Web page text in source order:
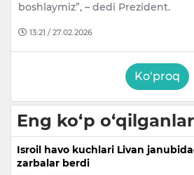
boshlaymiz”, – dedi Prezident.
13:21 / 27.02.2026
Ko‘proq
Eng ko‘p o‘qilganlar
Isroil havo kuchlari Livan
zarbalar berdi